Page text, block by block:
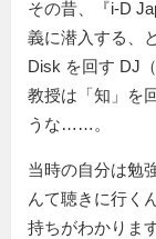
その昔、『i-D
義に潜入する、
Disk を回す DJ
教授は「知」を
うな……。
当時の自分は勉
んて聴きに行く
持ちがわかりま